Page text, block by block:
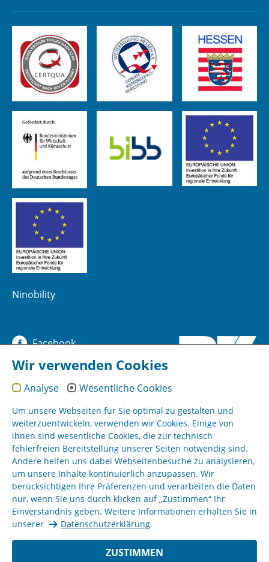
Ninobility
Facebook
YouTube
Instagram
Sitemap
Impressum
AGB
Datenschutz
Wir verwenden Cookies
Analyse Wesentliche Cookies
Um unsere Webseiten für Sie optimal zu gestalten und
weiterzuentwickeln, verwenden wir Cookies. Einige von
ihnen sind wesentliche Cookies, die zur technisch
fehlerfreien Bereitstellung unserer Seiten notwendig sind.
Andere helfen uns dabei Webseitenbesuche zu analysieren,
um unsere Inhalte kontinuierlich anzupassen. Wir
berücksichtigen Ihre Präferenzen und verarbeiten die Daten
nur, wenn Sie uns durch klicken auf „Zustimmen“ Ihr
Einverständnis geben. Weitere Informationen erhalten Sie in
unserer
Datenschutzerklärung.
ZUSTIMMEN